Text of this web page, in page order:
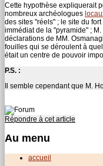
Cette hypothèse expliquerait
nombreux archéologues
des sites "réels" ; le site du
immédiat de la "pyramide" ;
déclarations de MM.
fouilles qui se déroulent à
était un centre de pouvoir
P.S. :
Il semble cependant que M.
Répondre à cet article
Au menu
accueil